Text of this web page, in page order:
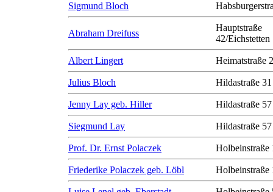
Sigmund Bloch
Abraham Dreifuss
Hauptstraße
42/Eichstetten
Albert Lingert Heimatstraße 2
Julius Bloch Hildastraße 31
Jenny Lay geb. Hiller Hildastraße 57
Siegmund Lay Hildastraße 57
Prof. Dr. Ernst Polaczek Holbeinstraße
Friederike Polaczek geb. Löbl Holbeinstraße